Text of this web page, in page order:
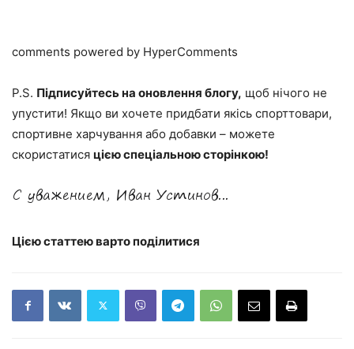
comments powered by HyperComments
P.S. Підписуйтесь на оновлення блогу, щоб нічого не
упустити! Якщо ви хочете придбати якісь спорттовари,
спортивне харчування або добавки – можете
скористатися цією спеціальною сторінкою!
Цією статтею варто поділитися